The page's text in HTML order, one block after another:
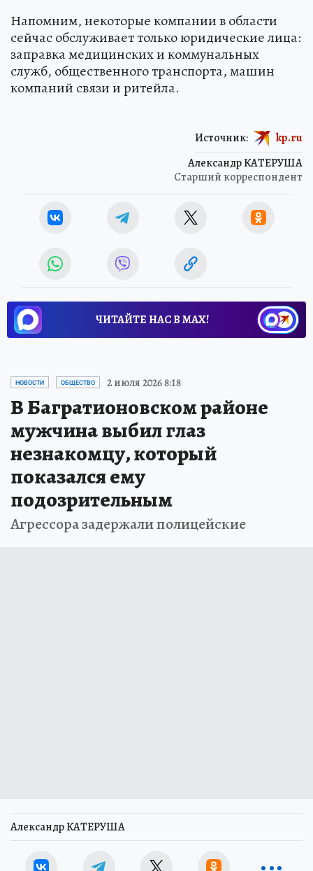
Напомним, некоторые компании в области
сейчас обслуживает только юридические лица:
заправка медицинских и коммунальных
служб, общественного транспорта, машин
компаний связи и ритейла.
Александр КАТЕРУША
Старший корреспондент
Источник: kp.ru
ЧИТАЙТЕ НАС В МАХ!
НОВОСТИ ОБЩЕСТВО 2 июля 2026 8:18
В Багратионовском районе
мужчина выбил глаз
незнакомцу, который
показался ему
подозрительным
Агрессора задержали полицейские
Александр КАТЕРУША